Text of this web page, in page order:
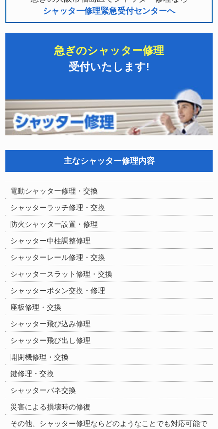
シャッター修理緊急受付センターへ
急ぎのシャッター修理
受付いたします!
主なシャッター修理内容
電動シャッター修理・交換
シャッターラッチ修理・交換
防火シャッター設置・修理
シャッター中柱調整修理
シャッターレール修理・交換
シャッタースラット修理・交換
シャッターボタン交換・修理
座板修理・交換
シャッター飛び込み修理
シャッター飛び出し修理
開閉機修理・交換
鍵修理・交換
シャッターバネ交換
災害による損壊時の修復
その他、シャッター修理ならどのようなことでも対応可能で